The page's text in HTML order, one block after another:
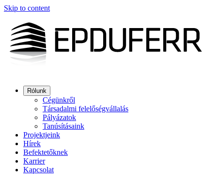
Skip to content
Rólunk
Cégünkről
Társadalmi felelőségvállalás
Pályázatok
Tanúsításaink
Projektjeink
Hírek
Befektetőknek
Karrier
Kapcsolat